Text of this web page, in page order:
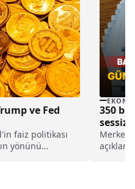
ve Fed
faiz politikası
yönünü
350
sessiz
oraya
Merkez